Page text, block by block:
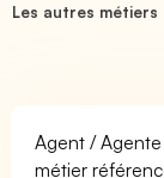
Les autres métiers
Agent /
métier